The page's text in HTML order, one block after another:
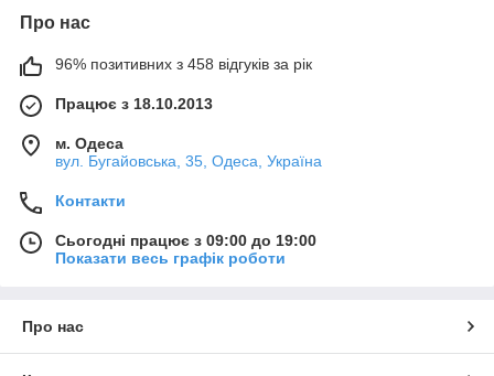
Про нас
96% позитивних з 458 відгуків за рік
Працює з 18.10.2013
м. Одеса
вул. Бугайовська, 35, Одеса, Україна
Контакти
Сьогодні працює з 09:00 до 19:00
Показати весь графік роботи
Про нас